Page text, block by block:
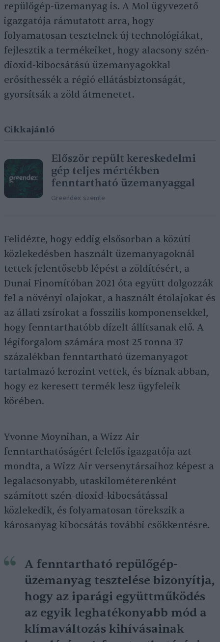
repülőgép-üzemanyag is. A Mol ügyvezető
igazgatója rámutatott arra, hogy
folyamatosan tesztelnek új technológiákat,
fejlesztik a termékeiket, hogy alacsony szén-
dioxid-kibocsátású üzemanyagokkal
erősíthessék a régió ellátásbiztonságát,
gyorsítsák a zöld átmenetet.
Cikkajánló
Először repült kereskedelmi
gép teljes mértékben
fenntartható üzemanyaggal
Greendex szemle
Felidézte, hogy eddig elsősorban a közúti
közlekedésben használt üzemanyagoknál
tettek jelentősebb lépést a zöldítésért, a
Dunai Finomítóban 2021 óta együtt dolgozzák
fel a növényi olajokat, a használt étolajokat és
az állati zsírokat a fosszilis komponensekkel,
hogy fenntarthatóbb dízelt állítsanak elő. A
légiforgalom számára most 25 tonna 37
százalékban fenntartható üzemanyagot
tartalmazó kerozint vettek, és bíznak abban,
hogy ez keresett termék lesz ügyfeleik
körében.
Yvonne Moynihan, a Wizz Air
fenntarthatóságért felelős igazgatója azt
mondta, a Wizz Air versenytársaihoz képest a
legalacsonyabb, utaskilométerenként
számított szén-dioxid-kibocsátással
közlekedik, és folyamatosan törekszik a
károsanyag kibocsátás további csökkentésre.
A fenntartható repülőgép-
üzemanyag tesztelése bizonyítja,
hogy az iparági együttműködés
az egyik leghatékonyabb mód a
klímaváltozás kihívásainak